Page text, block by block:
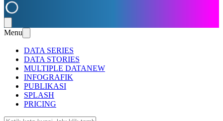
Menu
DATA SERIES
DATA STORIES
MULTIPLE DATANEW
INFOGRAFIK
PUBLIKASI
SPLASH
PRICING